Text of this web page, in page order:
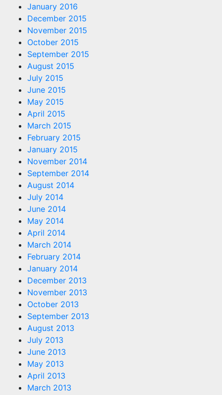
January 2016
December 2015
November 2015
October 2015
September 2015
August 2015
July 2015
June 2015
May 2015
April 2015
March 2015
February 2015
January 2015
November 2014
September 2014
August 2014
July 2014
June 2014
May 2014
April 2014
March 2014
February 2014
January 2014
December 2013
November 2013
October 2013
September 2013
August 2013
July 2013
June 2013
May 2013
April 2013
March 2013